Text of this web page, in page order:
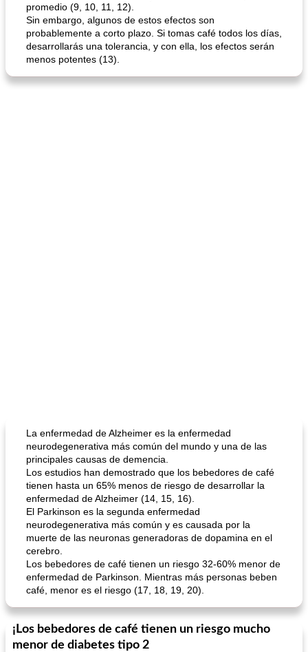
promedio (9, 10, 11, 12).
Sin embargo, algunos de estos efectos son
probablemente a corto plazo. Si tomas café todos los días,
desarrollarás una tolerancia, y con ella, los efectos serán
menos potentes (13).
La enfermedad de Alzheimer es la enfermedad
neurodegenerativa más común del mundo y una de las
principales causas de demencia.
Los estudios han demostrado que los bebedores de café
tienen hasta un 65% menos de riesgo de desarrollar la
enfermedad de Alzheimer (14, 15, 16).
El Parkinson es la segunda enfermedad
neurodegenerativa más común y es causada por la
muerte de las neuronas generadoras de dopamina en el
cerebro.
Los bebedores de café tienen un riesgo 32-60% menor de
enfermedad de Parkinson. Mientras más personas beben
café, menor es el riesgo (17, 18, 19, 20).
¡Los bebedores de café tienen un riesgo mucho
menor de diabetes tipo 2